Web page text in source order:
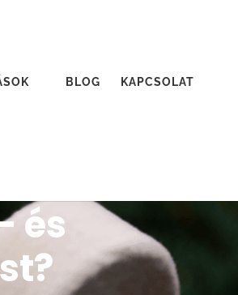
BLOG KAPCSOLAT
és